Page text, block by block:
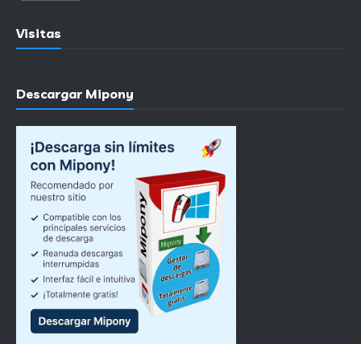
Visitas
Descargar Mipony